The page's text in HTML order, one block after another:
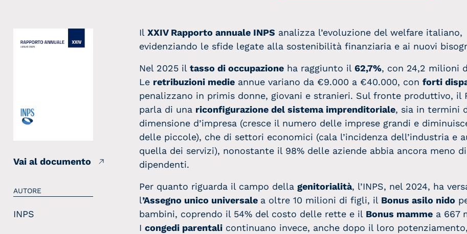
Vai al documento
AUTORE
INPS
Il XXIV Rapporto annuale INPS analizza l’evoluzione del welfare italiano,
evidenziando le sfide legate alla sostenibilità finanziaria e ai nuovi
Nel 2025 il tasso di occupazione ha raggiunto il 62,7%, con 24,2 milioni
Le retribuzioni medie annue variano da €9.000 a €40.000, con forti
penalizzano in primis donne, giovani e stranieri. Sul fronte produttivo, il
parla di una riconfigurazione del sistema imprenditoriale, sia in termini
dimensione d’impresa (cresce il numero delle imprese grandi e
delle piccole), che di settori economici (cala l’incidenza dell’industria e
quella dei servizi), nonostante il 98% delle aziende abbia ancora meno
dipendenti.
Per quanto riguarda il campo della genitorialità, l’INPS, nel 2024, ha
l’Assegno unico universale a oltre 10 milioni di figli, il Bonus asilo nido
bambini, coprendo il 54% del costo delle rette e il Bonus mamme a 667
I congedi parentali continuano invece, anche dopo il loro